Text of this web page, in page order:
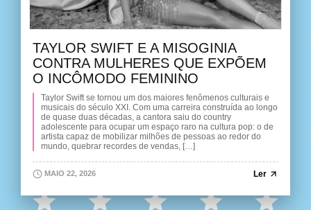
TAYLOR SWIFT E A MISOGINIA
CONTRA MULHERES QUE EXPÕEM
O INCÔMODO FEMININO
Taylor Swift se tornou um dos maiores fenômenos culturais e
musicais do século XXI. Com uma carreira construída ao longo
de quase duas décadas, a cantora saiu do country
adolescente para ocupar um espaço raro na cultura pop: o de
artista capaz de mobilizar milhões de pessoas ao redor do
mundo, quebrar recordes de vendas, […]
MAIO 22, 2026 Ler